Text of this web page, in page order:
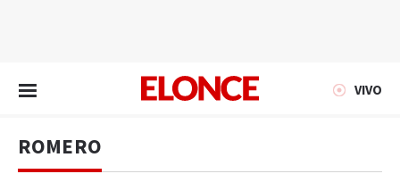
VIVO
ROMERO